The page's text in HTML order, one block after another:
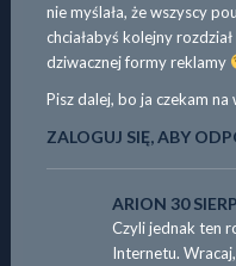
nie myślała, że wszyscy
chciałabyś kolejny
dziwacznej formy reklamy
Pisz dalej, bo ja czekam na
ZALOGUJ SIĘ, ABY
ARION 30
Czyli jednak ten
Internetu.